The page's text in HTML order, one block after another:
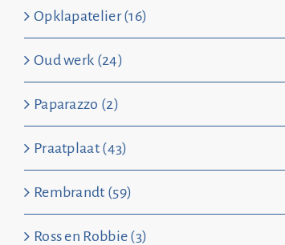
Opklapatelier (16)
Oud werk (24)
Paparazzo (2)
Praatplaat (43)
Rembrandt (59)
Ross en Robbie (3)